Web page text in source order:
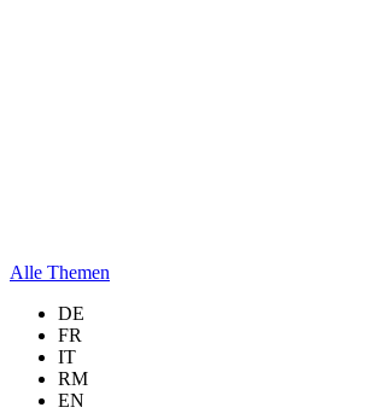
Alle Themen
DE
FR
IT
RM
EN